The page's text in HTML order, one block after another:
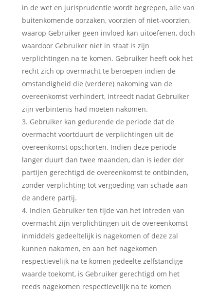
in de wet en jurisprudentie wordt begrepen, alle van
buitenkomende oorzaken, voorzien of niet-voorzien,
waarop Gebruiker geen invloed kan uitoefenen, doch
waardoor Gebruiker niet in staat is zijn
verplichtingen na te komen. Gebruiker heeft ook het
recht zich op overmacht te beroepen indien de
omstandigheid die (verdere) nakoming van de
overeenkomst verhindert, intreedt nadat Gebruiker
zijn verbintenis had moeten nakomen.
Gebruiker kan gedurende de periode dat de
overmacht voortduurt de verplichtingen uit de
overeenkomst opschorten. Indien deze periode
langer duurt dan twee maanden, dan is ieder der
partijen gerechtigd de overeenkomst te ontbinden,
zonder verplichting tot vergoeding van schade aan
de andere partij.
Indien Gebruiker ten tijde van het intreden van
overmacht zijn verplichtingen uit de overeenkomst
inmiddels gedeeltelijk is nagekomen of deze zal
kunnen nakomen, en aan het nagekomen
respectievelijk na te komen gedeelte zelfstandige
waarde toekomt, is Gebruiker gerechtigd om het
reeds nagekomen respectievelijk na te komen